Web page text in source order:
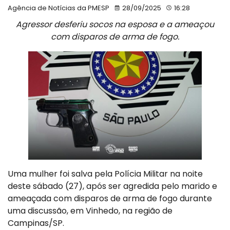
Agência de Notícias da PMESP 28/09/2025 16:28
Agressor desferiu socos na esposa e a ameaçou
com disparos de arma de fogo.
Uma mulher foi salva pela Polícia Militar na noite
deste sábado (27), após ser agredida pelo marido e
ameaçada com disparos de arma de fogo durante
uma discussão, em Vinhedo, na região de
Campinas/SP.